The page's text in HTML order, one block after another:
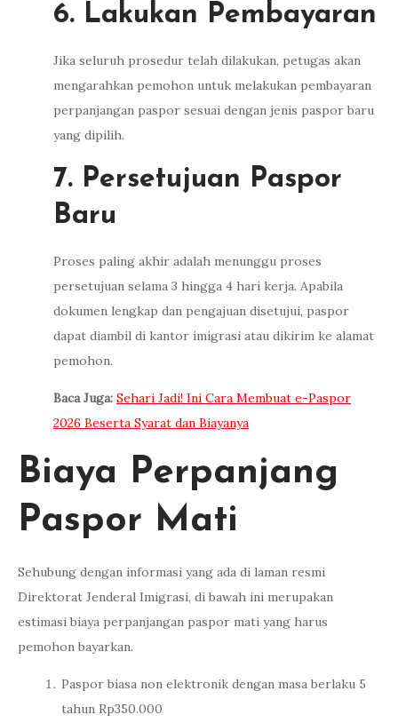
6. Lakukan Pembayaran
Jika seluruh prosedur telah dilakukan, petugas akan
mengarahkan pemohon untuk melakukan pembayaran
perpanjangan paspor sesuai dengan jenis paspor baru
yang dipilih.
7. Persetujuan Paspor
Baru
Proses paling akhir adalah menunggu proses
persetujuan selama 3 hingga 4 hari kerja. Apabila
dokumen lengkap dan pengajuan disetujui, paspor
dapat diambil di kantor imigrasi atau dikirim ke alamat
pemohon.
Baca Juga: Sehari Jadi! Ini Cara Membuat e-Paspor
2026 Beserta Syarat dan Biayanya
Biaya Perpanjang
Paspor Mati
Sehubung dengan informasi yang ada di laman resmi
Direktorat Jenderal Imigrasi, di bawah ini merupakan
estimasi biaya perpanjangan paspor mati yang harus
pemohon bayarkan.
Paspor biasa non elektronik dengan masa berlaku 5
tahun Rp350.000